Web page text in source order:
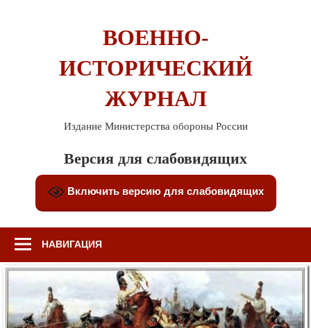
ВОЕННО-
ИСТОРИЧЕСКИЙ
ЖУРНАЛ
Издание Министерства обороны России
Версия для слабовидящих
Включить версию для слабовидящих
НАВИГАЦИЯ